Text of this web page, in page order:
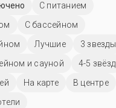
С питанием
C бассейном
Лучшие
3 звезды
и сауной 4-5 звёзд
На карте
В центре